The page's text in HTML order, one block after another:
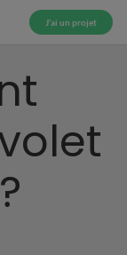
J’ai un projet